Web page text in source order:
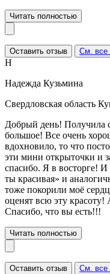
Читать полностью
Оставить отзыв См. все
Н
Надежда Кузьмина
Свердловская область
Добрый день! Получила
большое! Все очень
вдохновило, то что
эти мини открыточки и
спасибо. Я в восторге!
ты красивая» и
тоже покорили моё
оценят всю эту красоту!
Спасибо, что вы есть!!!
Читать полностью
Оставить отзыв См. все